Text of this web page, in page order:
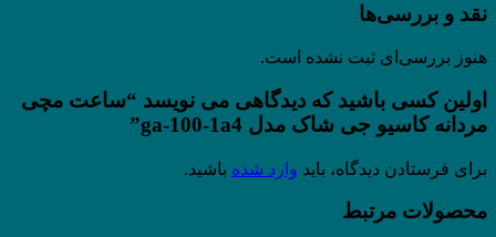
نقد و بررسی‌ها
هنوز بررسی‌ای ثبت نشده است.
اولین کسی باشید که دیدگاهی می نویسد “ساعت مچی
مردانه کاسیو جی شاک مدل ga-100-1a4”
برای فرستادن دیدگاه، باید وارد شده باشید.
محصولات مرتبط